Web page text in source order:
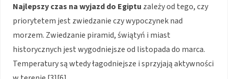
Najlepszy czas na wyjazd do Egiptu zależy od tego, czy
priorytetem jest zwiedzanie czy wypoczynek nad
morzem. Zwiedzanie piramid, świątyń i miast
historycznych jest wygodniejsze od listopada do marca.
Temperatury są wtedy łagodniejsze i sprzyjają aktywności